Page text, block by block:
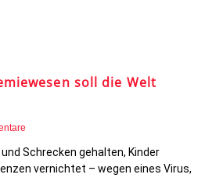
soll die Welt
Schrecken gehalten, Kinder
vernichtet – wegen eines Virus,